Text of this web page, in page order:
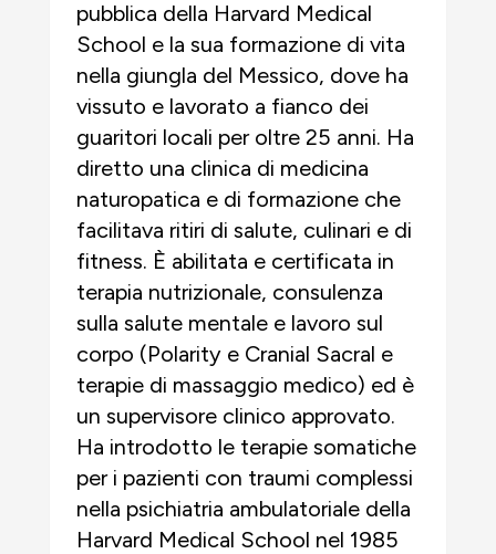
pubblica della Harvard Medical
School e la sua formazione di vita
nella giungla del Messico, dove ha
vissuto e lavorato a fianco dei
guaritori locali per oltre 25 anni. Ha
diretto una clinica di medicina
naturopatica e di formazione che
facilitava ritiri di salute, culinari e di
fitness. È abilitata e certificata in
terapia nutrizionale, consulenza
sulla salute mentale e lavoro sul
corpo (Polarity e Cranial Sacral e
terapie di massaggio medico) ed è
un supervisore clinico approvato.
Ha introdotto le terapie somatiche
per i pazienti con traumi complessi
nella psichiatria ambulatoriale della
Harvard Medical School nel 1985